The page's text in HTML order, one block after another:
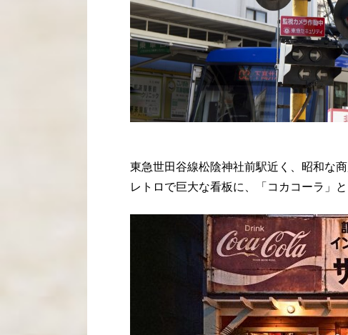
東急世田谷線松陰神社前駅近く、昭和な
レトロで巨大な看板に、「コカコーラ」